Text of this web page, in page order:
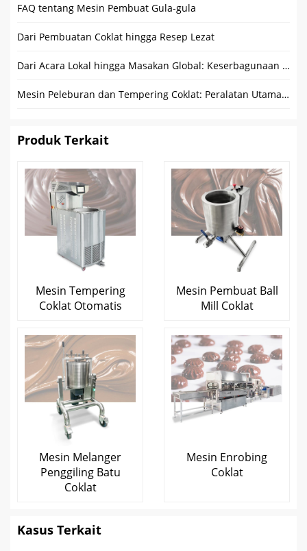
FAQ tentang Mesin Pembuat Gula-gula
Dari Pembuatan Coklat hingga Resep Lezat
Dari Acara Lokal hingga Masakan Global: Keserbagunaan Trailer Makanan Bulat
Mesin Peleburan dan Tempering Coklat: Peralatan Utama untuk Meningkatkan Kualitas
Produk Terkait
Mesin Tempering
Coklat Otomatis
Mesin Pembuat Ball
Mill Coklat
Mesin Melanger
Penggiling Batu
Coklat
Mesin Enrobing
Coklat
Kasus Terkait